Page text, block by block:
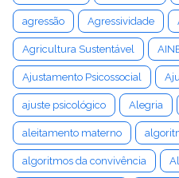
agressão Agressividade
Agricultura Sustentável
Ajustamento Psicossocial
ajuste psicológico Alegria
aleitamento materno
algoritmos da convivência